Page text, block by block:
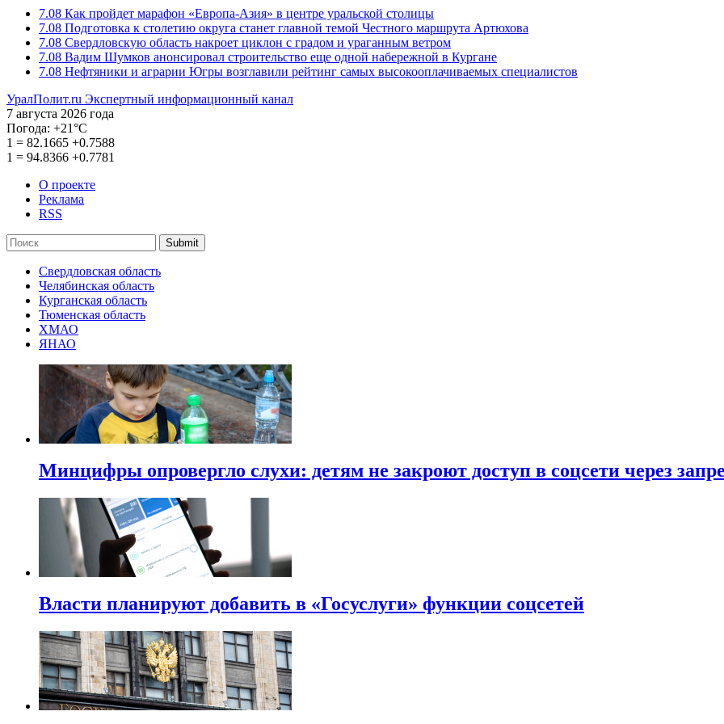
7.08 Как пройдет марафон «Европа-Азия» в центре уральской столицы
7.08 Подготовка к столетию округа станет главной темой Честного маршрута Артюхова
7.08 Свердловскую область накроет циклон с градом и ураганным ветром
7.08 Вадим Шумков анонсировал строительство еще одной набережной в Кургане
7.08 Нефтяники и аграрии Югры возглавили рейтинг самых высокооплачиваемых специалистов
УралПолит.ru Экспертный информационный канал
7 августа 2026 года
Погода: +21°С
1 = 82.1665 +0.7588
1 = 94.8366 +0.7781
О проекте
Реклама
RSS
Submit
Свердловская область
Челябинская область
Курганская область
Тюменская область
ХМАО
ЯНАО
Минцифры опровергло слухи: детям не закроют доступ в соцсети через
Власти планируют добавить в «Госуслуги» функции соцсетей